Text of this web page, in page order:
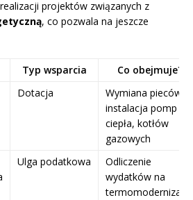
projektów związanych z
, co pozwala na jeszcze
Typ wsparcia
Co obejmuje?
Dotacja
Wymiana pieców,
instalacja pomp
ciepła, kotłów
gazowych
Ulga podatkowa
Odliczenie
wydatków na